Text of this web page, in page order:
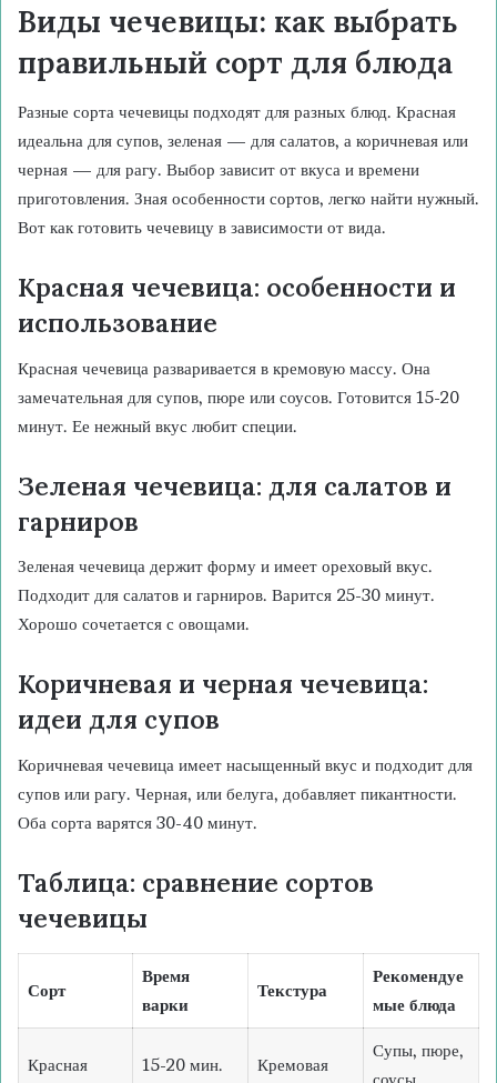
Виды чечевицы: как выбрать
правильный сорт для блюда
Разные сорта чечевицы подходят для разных блюд. Красная
идеальна для супов, зеленая — для салатов, а коричневая или
черная — для рагу. Выбор зависит от вкуса и времени
приготовления. Зная особенности сортов, легко найти нужный.
Вот как готовить чечевицу в зависимости от вида.
Красная чечевица: особенности и
использование
Красная чечевица разваривается в кремовую массу. Она
замечательная для супов, пюре или соусов. Готовится 15-20
минут. Ее нежный вкус любит специи.
Зеленая чечевица: для салатов и
гарниров
Зеленая чечевица держит форму и имеет ореховый вкус.
Подходит для салатов и гарниров. Варится 25-30 минут.
Хорошо сочетается с овощами.
Коричневая и черная чечевица:
идеи для супов
Коричневая чечевица имеет насыщенный вкус и подходит для
супов или рагу. Черная, или белуга, добавляет пикантности.
Оба сорта варятся 30-40 минут.
Таблица: сравнение сортов
чечевицы
Сорт
Время
варки
Текстура
Рекомендуе
мые блюда
Красная 15-20 мин. Кремовая
Супы, пюре,
соусы